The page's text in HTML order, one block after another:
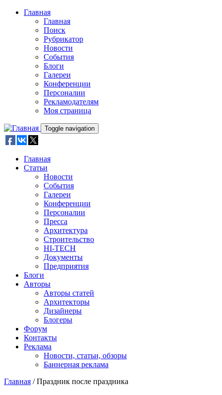
Skip to main content
Главная
Главная
Поиск
Рубрикатор
Новости
События
Блоги
Галереи
Конференции
Персоналии
Рекламодателям
Моя страница
Toggle navigation
Главная
Статьи
Новости
События
Галереи
Конференции
Персоналии
Пресса
Архитектура
Строительство
HI-TECH
Документы
Предприятия
Блоги
Авторы
Авторы статей
Архитекторы
Дизайнеры
Блогеры
Форум
Контакты
Реклама
Новости, статьи, обзоры
Баннерная реклама
Главная / Праздник после праздника